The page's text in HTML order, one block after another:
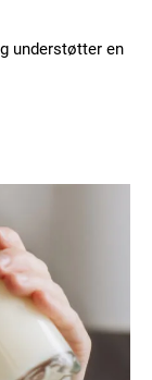
understøtter en